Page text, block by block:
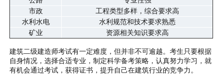
市政
工程类型多样，综合要求高
水利水电
水利规范和技术要求熟悉
矿业
资源相关知识要求高
建筑二级建造师考试有一定难度，但并非不可逾越。考生只要根据
自身情况，选择合适专业，制定科学备考策略，认真努力学习，就
有机会通过考试，获得证书，提升自己在建筑行业的竞争力。